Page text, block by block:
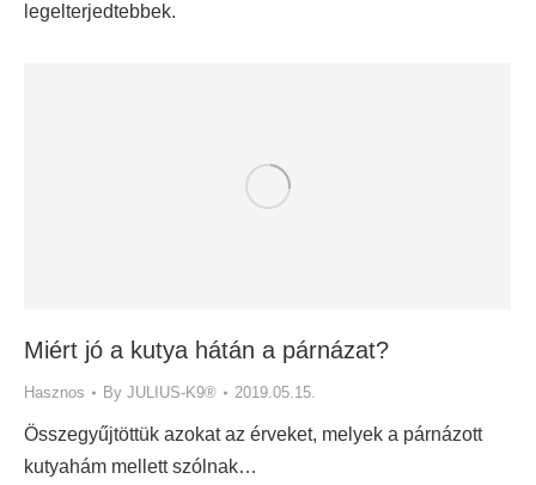
legelterjedtebbek.
Miért jó a kutya hátán a párnázat?
Hasznos By JULIUS-K9® 2019.05.15.
Összegyűjtöttük azokat az érveket, melyek a párnázott
kutyahám mellett szólnak…